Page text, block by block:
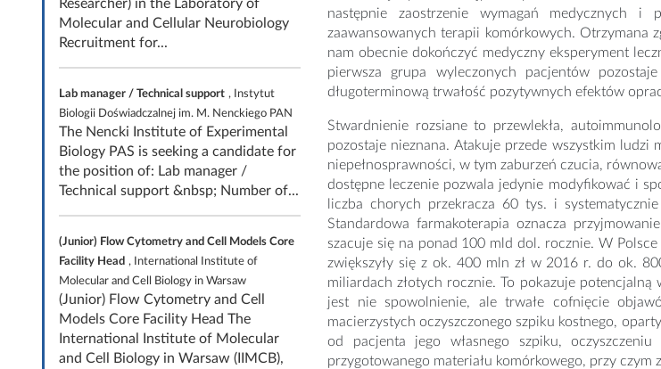
Researcher) in the Laboratory of
Molecular and Cellular Neurobiology
Recruitment for...
Lab manager / Technical support , Instytut
Biologii Doświadczalnej im. M. Nenckiego PAN
The Nencki Institute of Experimental
Biology PAS is seeking a candidate for
the position of: Lab manager /
Technical support &nbsp; Number of...
(Junior) Flow Cytometry and Cell Models Core
Facility Head , International Institute of
Molecular and Cell Biology in Warsaw
(Junior) Flow Cytometry and Cell
Models Core Facility Head The
International Institute of Molecular
and Cell Biology in Warsaw (IIMCB),
następnie zaostrzenie wymagań medycznych
zaawansowanych terapii komórkowych. Otrzymana
nam obecnie dokończyć medyczny eksperyment
pierwsza grupa wyleczonych pacjentów
długoterminową trwałość pozytywnych efektów
Stwardnienie rozsiane to przewlekła,
pozostaje nieznana. Atakuje przede wszystkim
niepełnosprawności, w tym zaburzeń czucia,
dostępne leczenie pozwala jedynie modyfikować i
liczba chorych przekracza 60 tys. i
Standardowa farmakoterapia oznacza
szacuje się na ponad 100 mld dol. rocznie. W
zwiększyły się z ok. 400 mln zł w 2016 r. do ok.
miliardach złotych rocznie. To pokazuje
jest nie spowolnienie, ale trwałe cofnięcie
macierzystych oczyszczonego szpiku kostnego,
od pacjenta jego własnego szpiku,
przygotowanego materiału komórkowego, przy czym